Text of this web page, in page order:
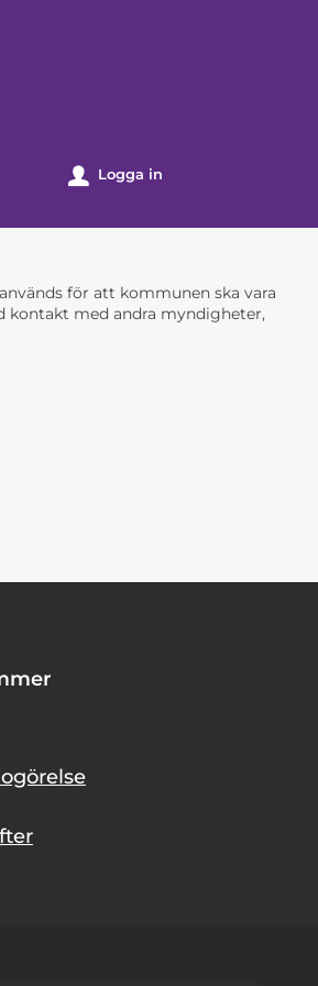
u Logga in
för att kommunen ska vara
kontakt med andra myndigheter,